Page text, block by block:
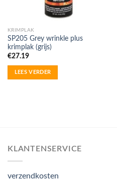
KRIMPLAK
SP205 Grey wrinkle plus
krimplak (grijs)
€27.19
LEES VERDER
KLANTENSERVICE
verzendkosten